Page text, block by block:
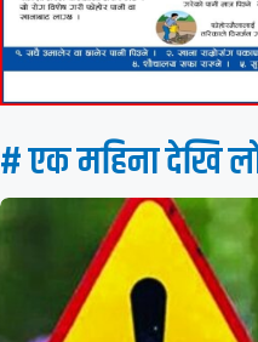
# एक महिना देखि